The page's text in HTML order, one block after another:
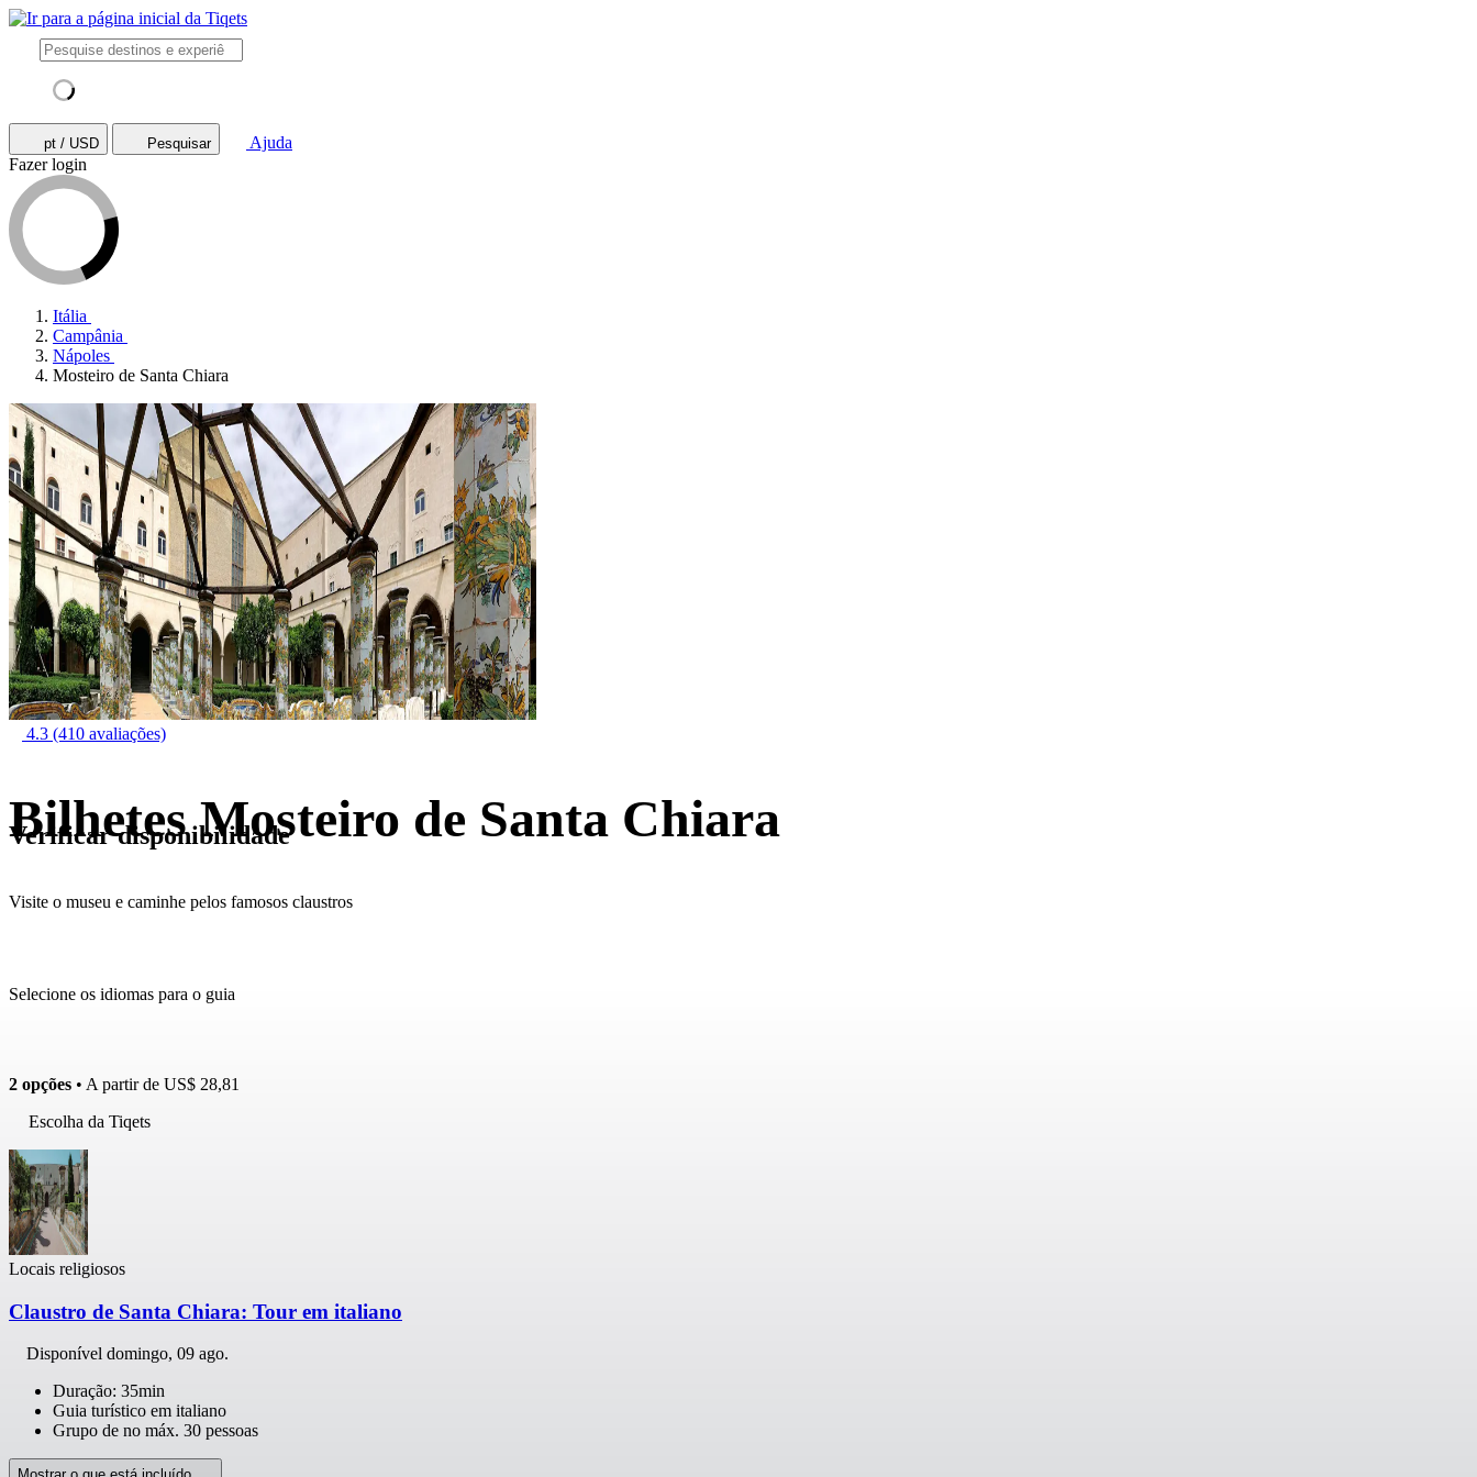
pt / USD Pesquisar
Ajuda
Fazer login
Itália
Campânia
Nápoles
Mosteiro de Santa Chiara
4.3 (410 avaliações)
Bilhetes Mosteiro de Santa Chiara
Visite o museu e caminhe pelos famosos claustros
Verificar disponibilidade
Selecione os idiomas para o guia
2 opções • A partir de US$ 28,81
Escolha da Tiqets
Locais religiosos
Claustro de Santa Chiara: Tour em italiano
Disponível domingo, 09 ago.
Duração: 35min
Guia turístico em italiano
Grupo de no máx. 30 pessoas